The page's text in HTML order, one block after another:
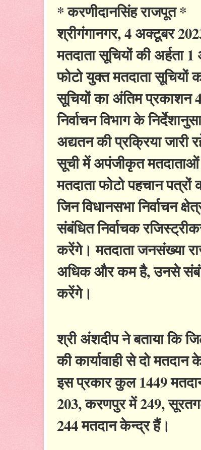
* करणीदानसिंह राजपूत *
श्रीगंगानगर, 4 अक्टूबर
मतदाता सूचियों की अर्हता
फोटो युक्त मतदाता सूचियों
सूचियों का अंतिम प्रकाशन
निर्वाचन विभाग के
अद्यतन की प्रक्रिया जारी
सूची में अपंजीकृत
मतदाता फोटो पहचान
जिन विधानसभा निर्वाचन
संबंधित निर्वाचक
करेंगे। मतदाता जनसंख्या
अधिक और कम है, उनसे
करेंगे।
श्री अंशदीप ने बताया कि
की कार्यावाही से दो मतदान
इस प्रकार कुल 1449
203, करणपुर में 249,
244 मतदान केन्द्र हैं।